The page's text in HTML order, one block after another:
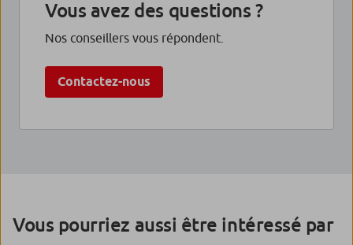
Vous avez des questions ?
Nos conseillers vous répondent.
Contactez-nous
Vous pourriez aussi être intéressé par